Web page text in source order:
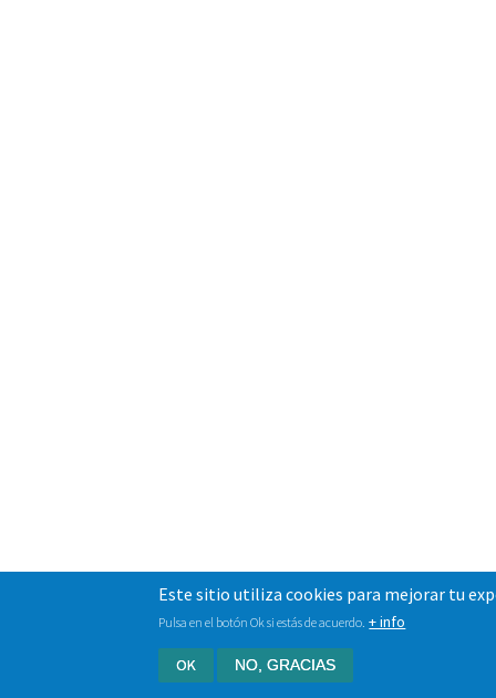
Este sitio utiliza cookies para mejorar tu
Pulsa en el botón Ok si estás de acuerdo. + info
OK NO, GRACIAS